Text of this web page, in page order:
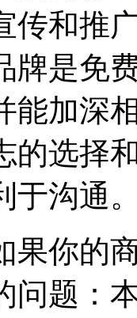
传和推
牌是免
能加深
的选择
于沟通。
果你的
问题：